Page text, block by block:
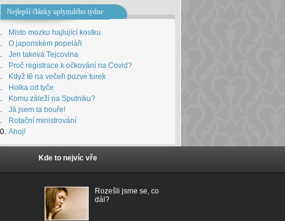
Nejlepší články uplynulého týdne
Místo mozku hajlující kostku
O japonském popeláři
Jen taková Tejcovina
Proč registrace k očkování na Covid?
Když tě na večeři pozve turek
Holka od tyče
Komu záleží na Sputniku?
Já jsem ta bouře!
Rotační ministrování
Ahoj!
Kde to nejvíc vře
Rozešli jsme se, co
dál?